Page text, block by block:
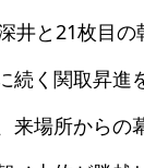
井と21枚目の
続く関取昇
来場所から